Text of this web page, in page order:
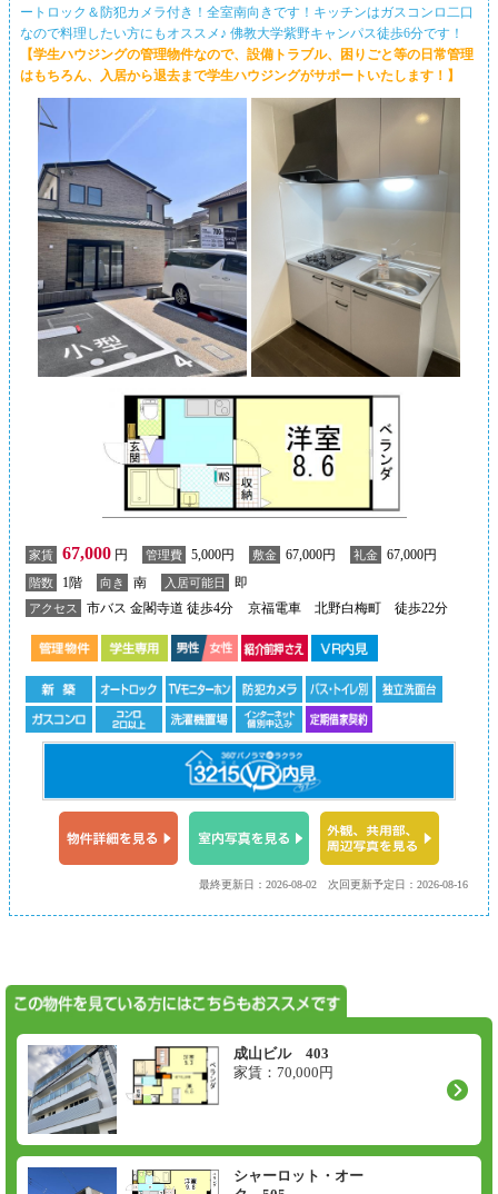
ートロック＆防犯カメラ付き！全室南向きです！キッチンはガスコンロ二口
なので料理したい方にもオススメ♪ 佛教大学紫野キャンパス徒歩6分です！
【学生ハウジングの管理物件なので、設備トラブル、困りごと等の日常管理
はもちろん、入居から退去まで学生ハウジングがサポートいたします！】
家賃 67,000 円 管理費 5,000円 敷金 67,000円 礼金 67,000円
階数 1階 向き 南 入居可能日 即
アクセス 市バス 金閣寺道 徒歩4分 京福電車 北野白梅町 徒歩22分
次回更新予定日：2026-08-16
最終更新日：2026-08-02
成山ビル 403
家賃： 70,000 円
シャーロット・オー